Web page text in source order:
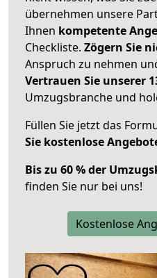
übernehmen unsere
Ihnen kompetente
Checkliste. Zögern Sie
Anspruch zu nehmen
Vertrauen Sie unserer
Umzugsbranche und
Füllen Sie jetzt das
Sie kostenlose
Bis zu 60 % der
finden Sie nur bei uns!
Kostenlose